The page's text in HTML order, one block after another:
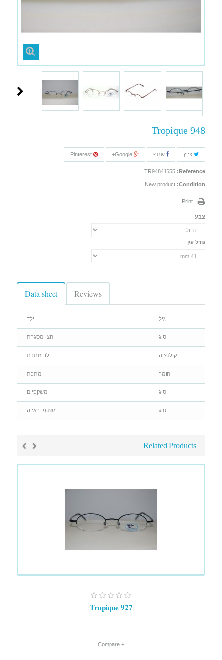
Tropique 948
צייץ שתף
Reference:
TR94841655
Condition:
New product
Print
צבע
גודל עין
Data sheet Reviews
גיל ילד
סוג חצי מסגרת
קולקציה ילד מתכת
חומר מתכת
סוג משקפיים
סוג משקפי ראייה
Related Products
‹
›
Tropique 927
+ Compare